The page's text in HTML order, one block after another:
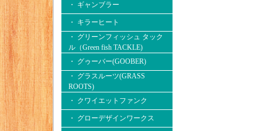
・ ギャンブラー
・ キラーヒート
・ グリーンフィッシュ タック
ル（Green fish TACKLE)
・ グゥーバー(GOOBER)
・ グラスルーツ(GRASS
ROOTS)
・ クワイエットファンク
・ グローデザインワークス